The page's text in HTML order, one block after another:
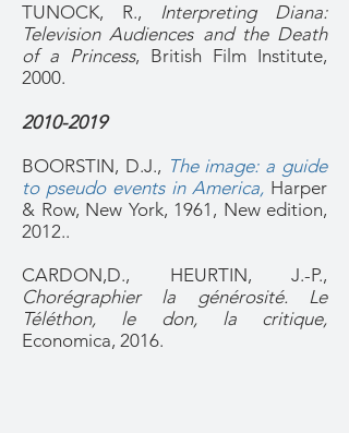
TUNOCK, R., Interpreting Diana:
Television Audiences and the Death
of a Princess, British Film Institute,
2000.
2010-2019
BOORSTIN, D.J., The image: a guide
to pseudo events in America, Harper
& Row, New York, 1961, New edition,
2012..
CARDON,D., HEURTIN, J.-P.,
Chorégraphier la générosité. Le
Téléthon, le don, la critique,
Economica, 2016.